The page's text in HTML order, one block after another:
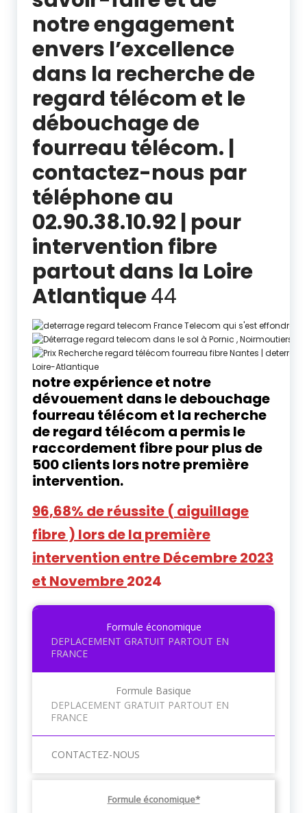
notre engagement
envers l’excellence
dans la recherche de
regard télécom et le
débouchage de
fourreau télécom. |
contactez-nous par
téléphone au
02.90.38.10.92 | pour
intervention fibre
partout dans la Loire
Atlantique44
notre expérience et notre
dévouement dans le debouchage
fourreau télécom et la recherche
de regard télécom a permis le
raccordement fibre pour plus de
500 clients lors notre première
intervention.
96,68% de réussite ( aiguillage
fibre ) lors de la première
intervention entre Décembre 2023
et Novembre2024
Formule économique
DEPLACEMENT GRATUIT PARTOUT EN
FRANCE
Formule Basique
DEPLACEMENT GRATUIT PARTOUT EN
FRANCE
CONTACTEZ-NOUS
Formule économique*